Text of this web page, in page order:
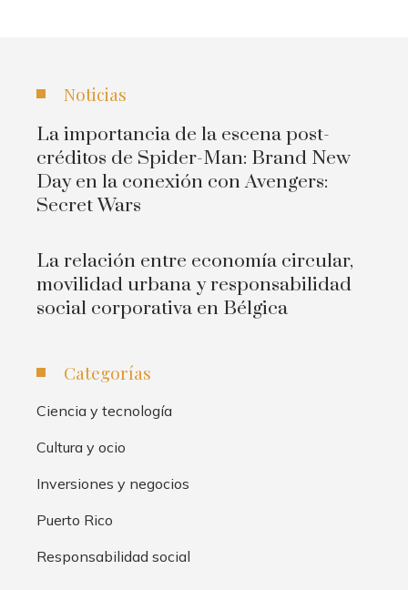
Noticias
La importancia de la escena post-
créditos de Spider-Man: Brand New
Day en la conexión con Avengers:
Secret Wars
La relación entre economía circular,
movilidad urbana y responsabilidad
social corporativa en Bélgica
Categorías
Ciencia y tecnología
Cultura y ocio
Inversiones y negocios
Puerto Rico
Responsabilidad social